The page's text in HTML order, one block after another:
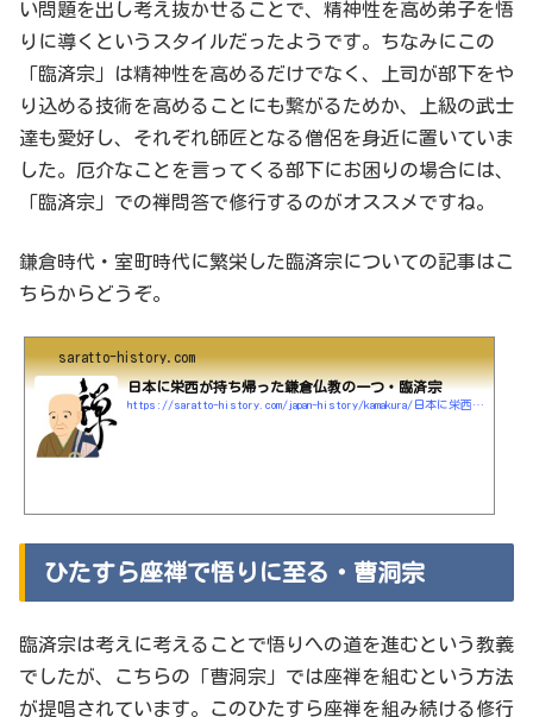
い問題を出し考え抜かせることで、精神性を高め弟子を悟
りに導くというスタイルだったようです。ちなみにこの
「臨済宗」は精神性を高めるだけでなく、上司が部下をや
り込める技術を高めることにも繋がるためか、上級の武士
達も愛好し、それぞれ師匠となる僧侶を身近に置いていま
した。厄介なことを言ってくる部下にお困りの場合には、
「臨済宗」での禅問答で修行するのがオススメですね。
鎌倉時代・室町時代に繁栄した臨済宗についての記事はこ
ちらからどうぞ。
saratto-history.com
日本に栄西が持ち帰った鎌倉仏教の一つ・臨済宗
https://saratto-history.com/japan-history/kamakura/日本に栄西が持ち帰った鎌倉仏教の一つ・臨済宗
ひたすら座禅で悟りに至る・曹洞宗
臨済宗は考えに考えることで悟りへの道を進むという教義
でしたが、こちらの「曹洞宗」では座禅を組むという方法
が提唱されています。このひたすら座禅を組み続ける修行